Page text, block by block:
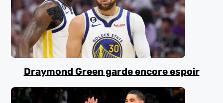
Draymond Green garde encore espoir